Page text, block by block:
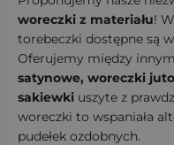
woreczki z materiału!
torebeczki dostępne są
Oferujemy między
satynowe, woreczki
sakiewki uszyte z
woreczki to wspaniała
pudełek ozdobnych.